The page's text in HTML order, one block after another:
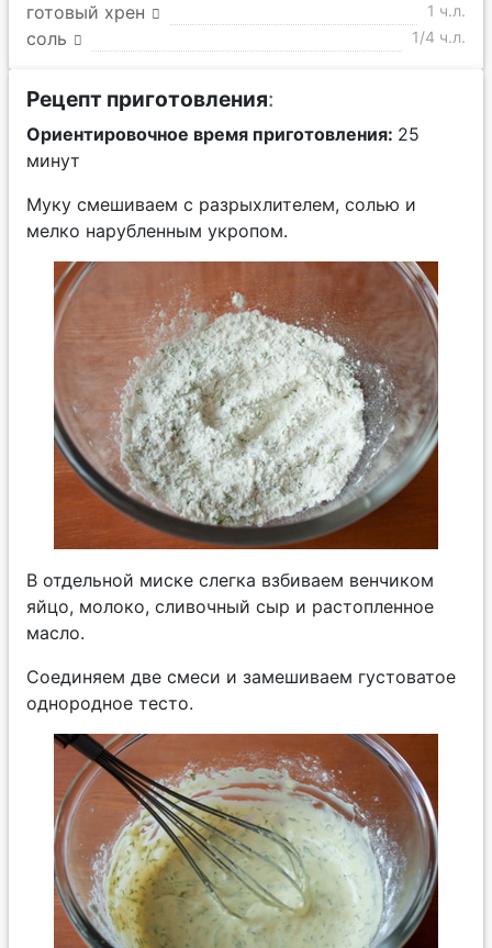
готовый хрен 1 ч.л.
соль 1/4 ч.л.
Рецепт приготовления:
Ориентировочное время приготовления: 25
минут
Муку смешиваем с разрыхлителем, солью и
мелко нарубленным укропом.
В отдельной миске слегка взбиваем венчиком
яйцо, молоко, сливочный сыр и растопленное
масло.
Соединяем две смеси и замешиваем густоватое
однородное тесто.